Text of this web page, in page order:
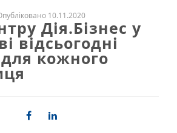
10.11.2020
Дія.Бізнес у
відсьогодні
для кожного